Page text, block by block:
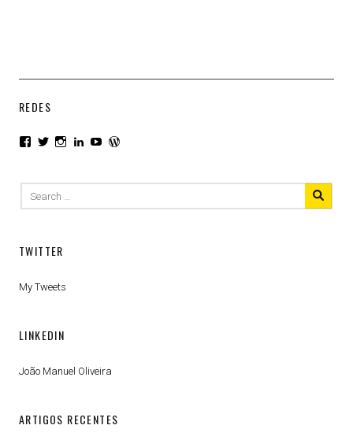
REDES
View
Facebook
View
Twitter
ViewViewViewView
for:
TWITTER
My Tweets
LINKEDIN
João Manuel Oliveira
ARTIGOS RECENTES